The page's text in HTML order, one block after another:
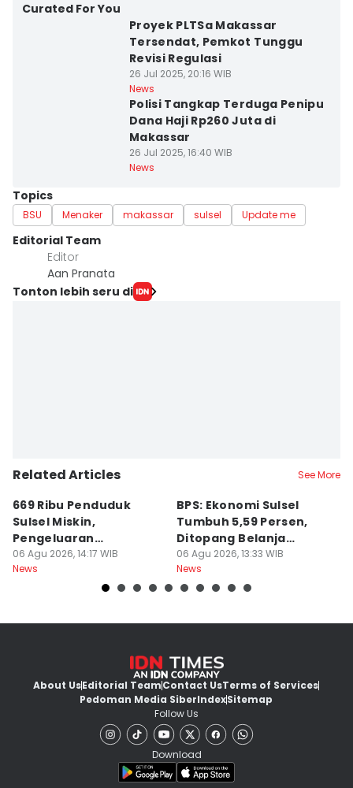
Curated For You
Proyek PLTSa Makassar
Tersendat, Pemkot Tunggu
Revisi Regulasi
26 Jul 2025, 20:16 WIB
News
Polisi Tangkap Terduga Penipu
Dana Haji Rp260 Juta di
Makassar
26 Jul 2025, 16:40 WIB
News
Topics
BSU Menaker makassar sulsel Update me
Editorial Team
Editor
Aan Pranata
Tonton lebih seru di
Related Articles See More
669 Ribu Penduduk
Sulsel Miskin,
Pengeluaran
Terbesarnya Rokok
06 Agu 2026, 14:17 WIB
News
BPS: Ekonomi Sulsel
Tumbuh 5,59 Persen,
Ditopang Belanja
Pemerintah
06 Agu 2026, 13:33 WIB
News
About UsEditorial TeamContact UsTerms of Services
Pedoman Media SiberIndexSitemap
Follow Us
Download